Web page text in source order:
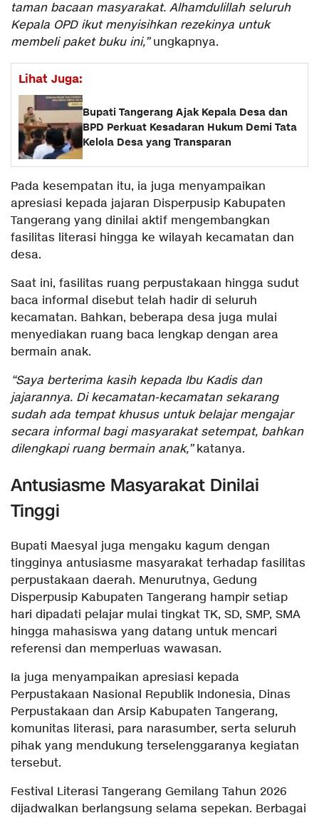
taman bacaan masyarakat. Alhamdulillah seluruh
Kepala OPD ikut menyisihkan rezekinya untuk
membeli paket buku ini,”ungkapnya.
Lihat Juga:
Bupati Tangerang Ajak Kepala Desa dan
BPD Perkuat Kesadaran Hukum Demi Tata
Kelola Desa yang Transparan
Pada kesempatan itu, ia juga menyampaikan
apresiasi kepada jajaran Disperpusip Kabupaten
Tangerang yang dinilai aktif mengembangkan
fasilitas literasi hingga ke wilayah kecamatan dan
desa.
Saat ini, fasilitas ruang perpustakaan hingga sudut
baca informal disebut telah hadir di seluruh
kecamatan. Bahkan, beberapa desa juga mulai
menyediakan ruang baca lengkap dengan area
bermain anak.
“Saya berterima kasih kepada Ibu Kadis dan
jajarannya. Di kecamatan-kecamatan sekarang
sudah ada tempat khusus untuk belajar mengajar
secara informal bagi masyarakat setempat, bahkan
dilengkapi ruang bermain anak,”katanya.
Antusiasme Masyarakat Dinilai
Tinggi
Bupati Maesyal juga mengaku kagum dengan
tingginya antusiasme masyarakat terhadap fasilitas
perpustakaan daerah. Menurutnya, Gedung
Disperpusip Kabupaten Tangerang hampir setiap
hari dipadati pelajar mulai tingkat TK, SD, SMP, SMA
hingga mahasiswa yang datang untuk mencari
referensi dan memperluas wawasan.
Ia juga menyampaikan apresiasi kepada
Perpustakaan Nasional Republik Indonesia, Dinas
Perpustakaan dan Arsip Kabupaten Tangerang,
komunitas literasi, para narasumber, serta seluruh
pihak yang mendukung terselenggaranya kegiatan
tersebut.
Festival Literasi Tangerang Gemilang Tahun 2026
dijadwalkan berlangsung selama sepekan. Berbagai